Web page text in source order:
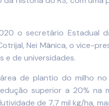
o secretário Estadual
Nei Mânica, o vice-
e de universidades.
de plantio do milho
superior a 20% na
de 7,7 mil kg/ha,